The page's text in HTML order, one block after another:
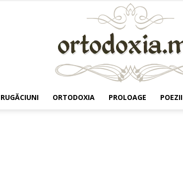
RUGĂCIUNI ORTODOXIA PROLOAGE POEZII